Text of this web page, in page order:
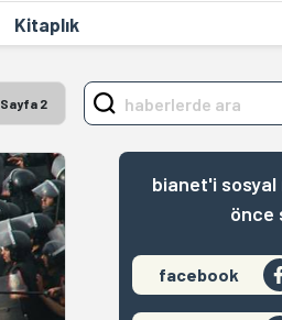
Kitaplık
Sayfa 2
bianet'i
önce
facebook